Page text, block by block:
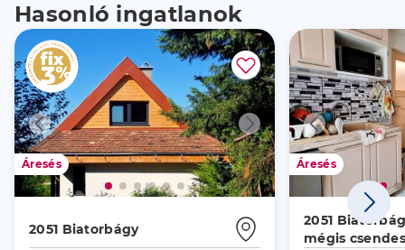
Hasonló ingatlanok
Áresés
2051 Biatorbágy
Áresés
2051
mégis